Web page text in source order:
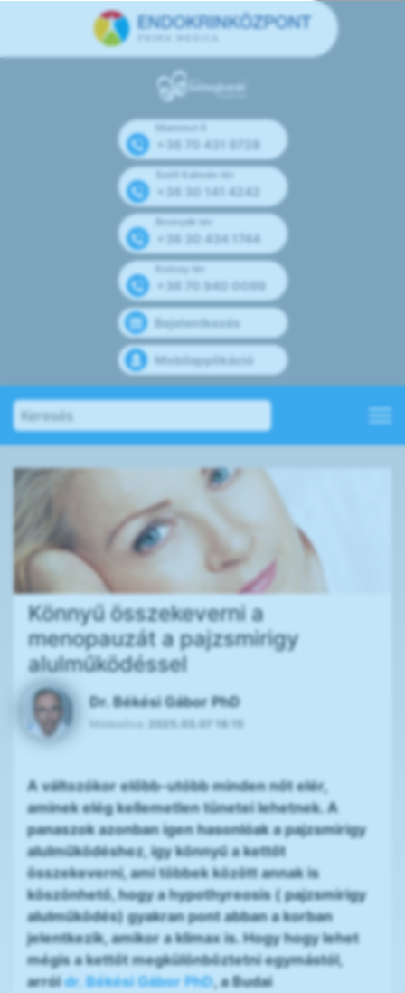
Mammut II
+36 70 431 9728
Széll Kálmán tér
+36 30 141 4242
Bosnyák tér
+36 30 434 1744
Kolosy tér
+36 70 940 0099
Bejelentkezés
Mobilapplikáció
Könnyű összekeverni a
menopauzát a pajzsmirigy
alulműködéssel
Dr. Békési Gábor PhD
Módosítva: 2025.03.07 18:15
A változókor előbb-utóbb minden nőt elér,
aminek elég kellemetlen tünetei lehetnek. A
panaszok azonban igen hasonlóak a pajzsmirigy
alulműködéshez, így könnyű a kettőt
összekeverni, ami többek között annak is
köszönhető, hogy a hypothyreosis ( pajzsmirigy
alulműködés) gyakran pont abban a korban
jelentkezik, amikor a klimax is. Hogy hogy lehet
mégis a kettőt megkülönböztetni egymástól,
arróldr. Békési Gábor PhD, a Budai